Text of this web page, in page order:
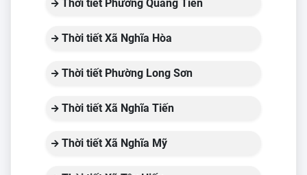
Thời tiết Phường Quang Tiến
Thời tiết Xã Nghĩa Hòa
Thời tiết Phường Long Sơn
Thời tiết Xã Nghĩa Tiến
Thời tiết Xã Nghĩa Mỹ